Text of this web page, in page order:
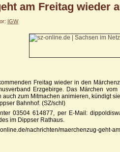
am Freitag wieder
IGW
Freitag wieder in den
Erzgebirge. Das Märchen
zum Mitmachen animieren, kündigt
Bahnhof. (SZ/schl)
03504 614877, per E-Mail:
im Dippser Rathaus.
nachrichten/maerchenzug-geht-